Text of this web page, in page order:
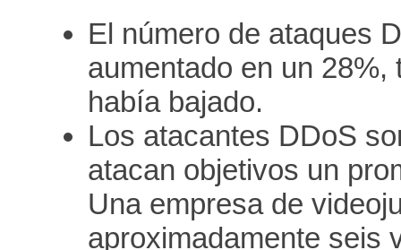
El número de ataques
aumentado en un
había bajado.
Los atacantes DDoS
atacan objetivos un
Una empresa de
aproximadamente seis